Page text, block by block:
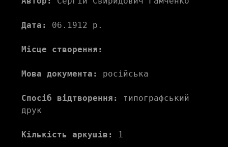
Дата: 06.1912 р.
Місце створення:
Мова документа: російська
Спосіб відтворення:
типографський
друк
Кількість аркушів: 1